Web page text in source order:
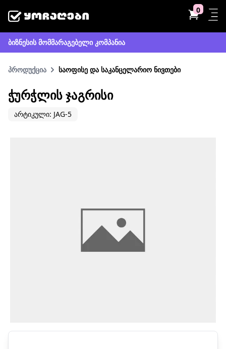
0
ბიზნესის მომმარაგებელი კომპანია
პროდუქცია საოფისე და საკანცელარიო ნივთები
ᲭᲣᲠᲭᲚᲘᲡ ᲯᲐᲒᲠᲘᲡᲘ
არტიკული: JAG-5